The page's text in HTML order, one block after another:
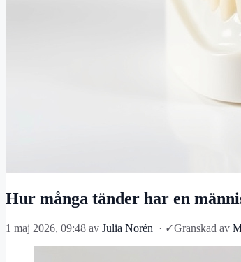
Hur många tänder har en
1 maj 2026, 09:48 av Julia Norén · ✓Granskad av